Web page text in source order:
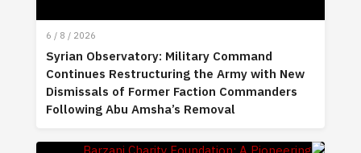
6 / 8 / 2026
Syrian Observatory: Military Command
Continues Restructuring the Army with New
Dismissals of Former Faction Commanders
Following Abu Amsha’s Removal